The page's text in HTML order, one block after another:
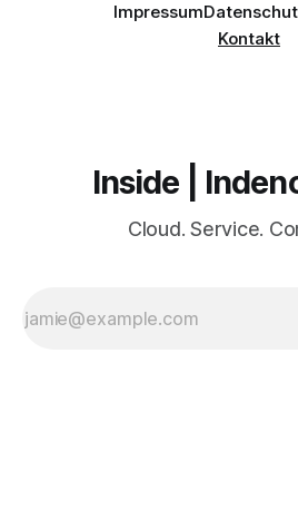
Impressum
Kontakt
Inside |
Cloud. Service.